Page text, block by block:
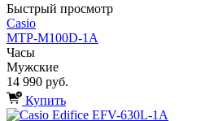
Быстрый просмотр
Casio
MTP-M100D-1A
Часы
Мужские
14 990 руб.
Купить